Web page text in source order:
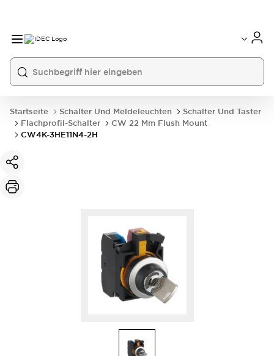
Startseite Schalter Und Meldeleuchten
Schalter Und Taster
Flachprofil-Schalter
CW 22 Mm Flush Mount
CW4K-3HE11N4-2H